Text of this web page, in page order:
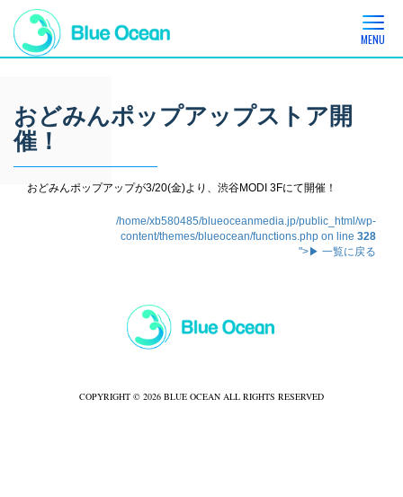
MENU
おどみんポップアップストア開
催！
おどみんポップアップが3/20(金)より、渋谷MODI 3Fにて開催！
/home/xb580485/blueoceanmedia.jp/public_html/wp-
content/themes/blueocean/functions.php on line 328
">▶ 一覧に戻る
COPYRIGHT © 2026 BLUE OCEAN ALL RIGHTS RESERVED